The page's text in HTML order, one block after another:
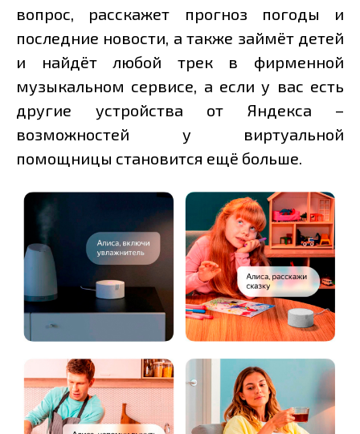
вопрос, расскажет прогноз погоды и
последние новости, а также займёт детей
и найдёт любой трек в фирменной
музыкальном сервисе, а если у вас есть
другие устройства от Яндекса –
возможностей у виртуальной
помощницы становится ещё больше.